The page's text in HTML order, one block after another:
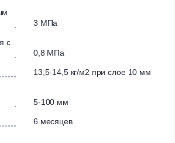
покрытия:
пробковое покрытие
камень
покрытия (линолеум, ковролин)
3 МПа
с
0,8 МПа
13,5-14,5 кг/м2 при слое 10 мм
5-100 мм
6 месяцев